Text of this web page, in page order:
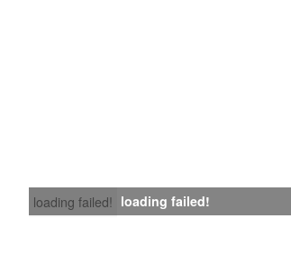
loading failed! loading failed!